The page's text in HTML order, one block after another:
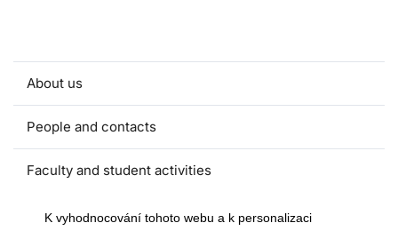
About us
People and contacts
Faculty and student activities
Projects and strategic partnerships
K vyhodnocování tohoto webu a k personalizaci